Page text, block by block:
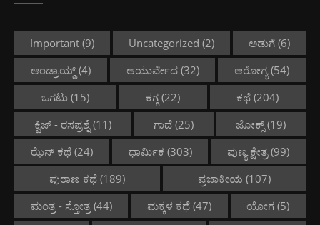
Important (9) Uncategorized (2) ಅಡುಗೆ (6)
ಆಂಡ್ರಾಯ್ಡ್(4) ಆಯುರ್ವೇದ(32) ಆರೋಗ್ಯ(54)
ಒಗಟು(15) ಕಗ್ಗ(22) ಕಥೆ (204)
ಕ್ವಿಜ್ - ರಸಪ್ರಶ್ನೆ(11) ಗಾದೆ(25) ಜೋಕ್ಸ್(19)
ಝೆನ್ ಕಥೆ(24) ಧಾರ್ಮಿಕ (303) ಪುಣ್ಯ ಕ್ಷೇತ್ರ(99)
ಪುರಾಣ ಕಥೆ (189) ಪ್ರಜಾಕೀಯ (107)
ಮಂತ್ರ - ಸ್ತೋತ್ರ(44) ಮಕ್ಕಳ ಕಥೆ(47) ಯೋಗ (5)